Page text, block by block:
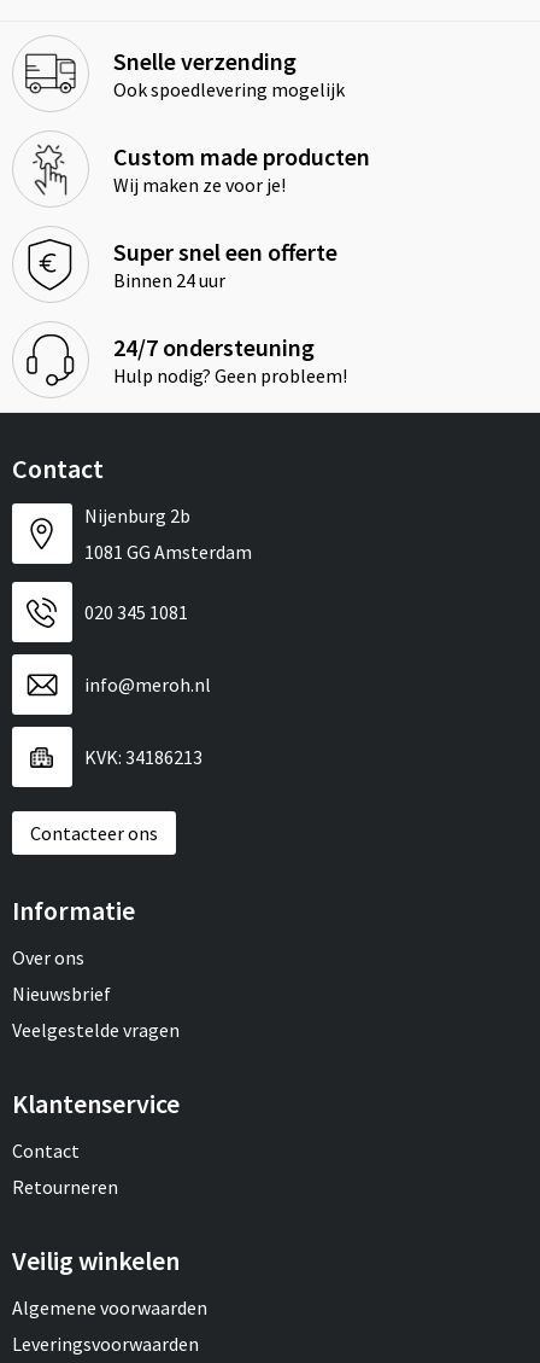
Snelle verzending
Ook spoedlevering mogelijk
Custom made producten
Wij maken ze voor je!
Super snel een offerte
Binnen 24 uur
24/7 ondersteuning
Hulp nodig? Geen probleem!
Contact
Nijenburg 2b
1081 GG Amsterdam
020 345 1081
info@meroh.nl
KVK: 34186213
Contacteer ons
Informatie
Over ons
Nieuwsbrief
Veelgestelde vragen
Klantenservice
Contact
Retourneren
Veilig winkelen
Algemene voorwaarden
Leveringsvoorwaarden